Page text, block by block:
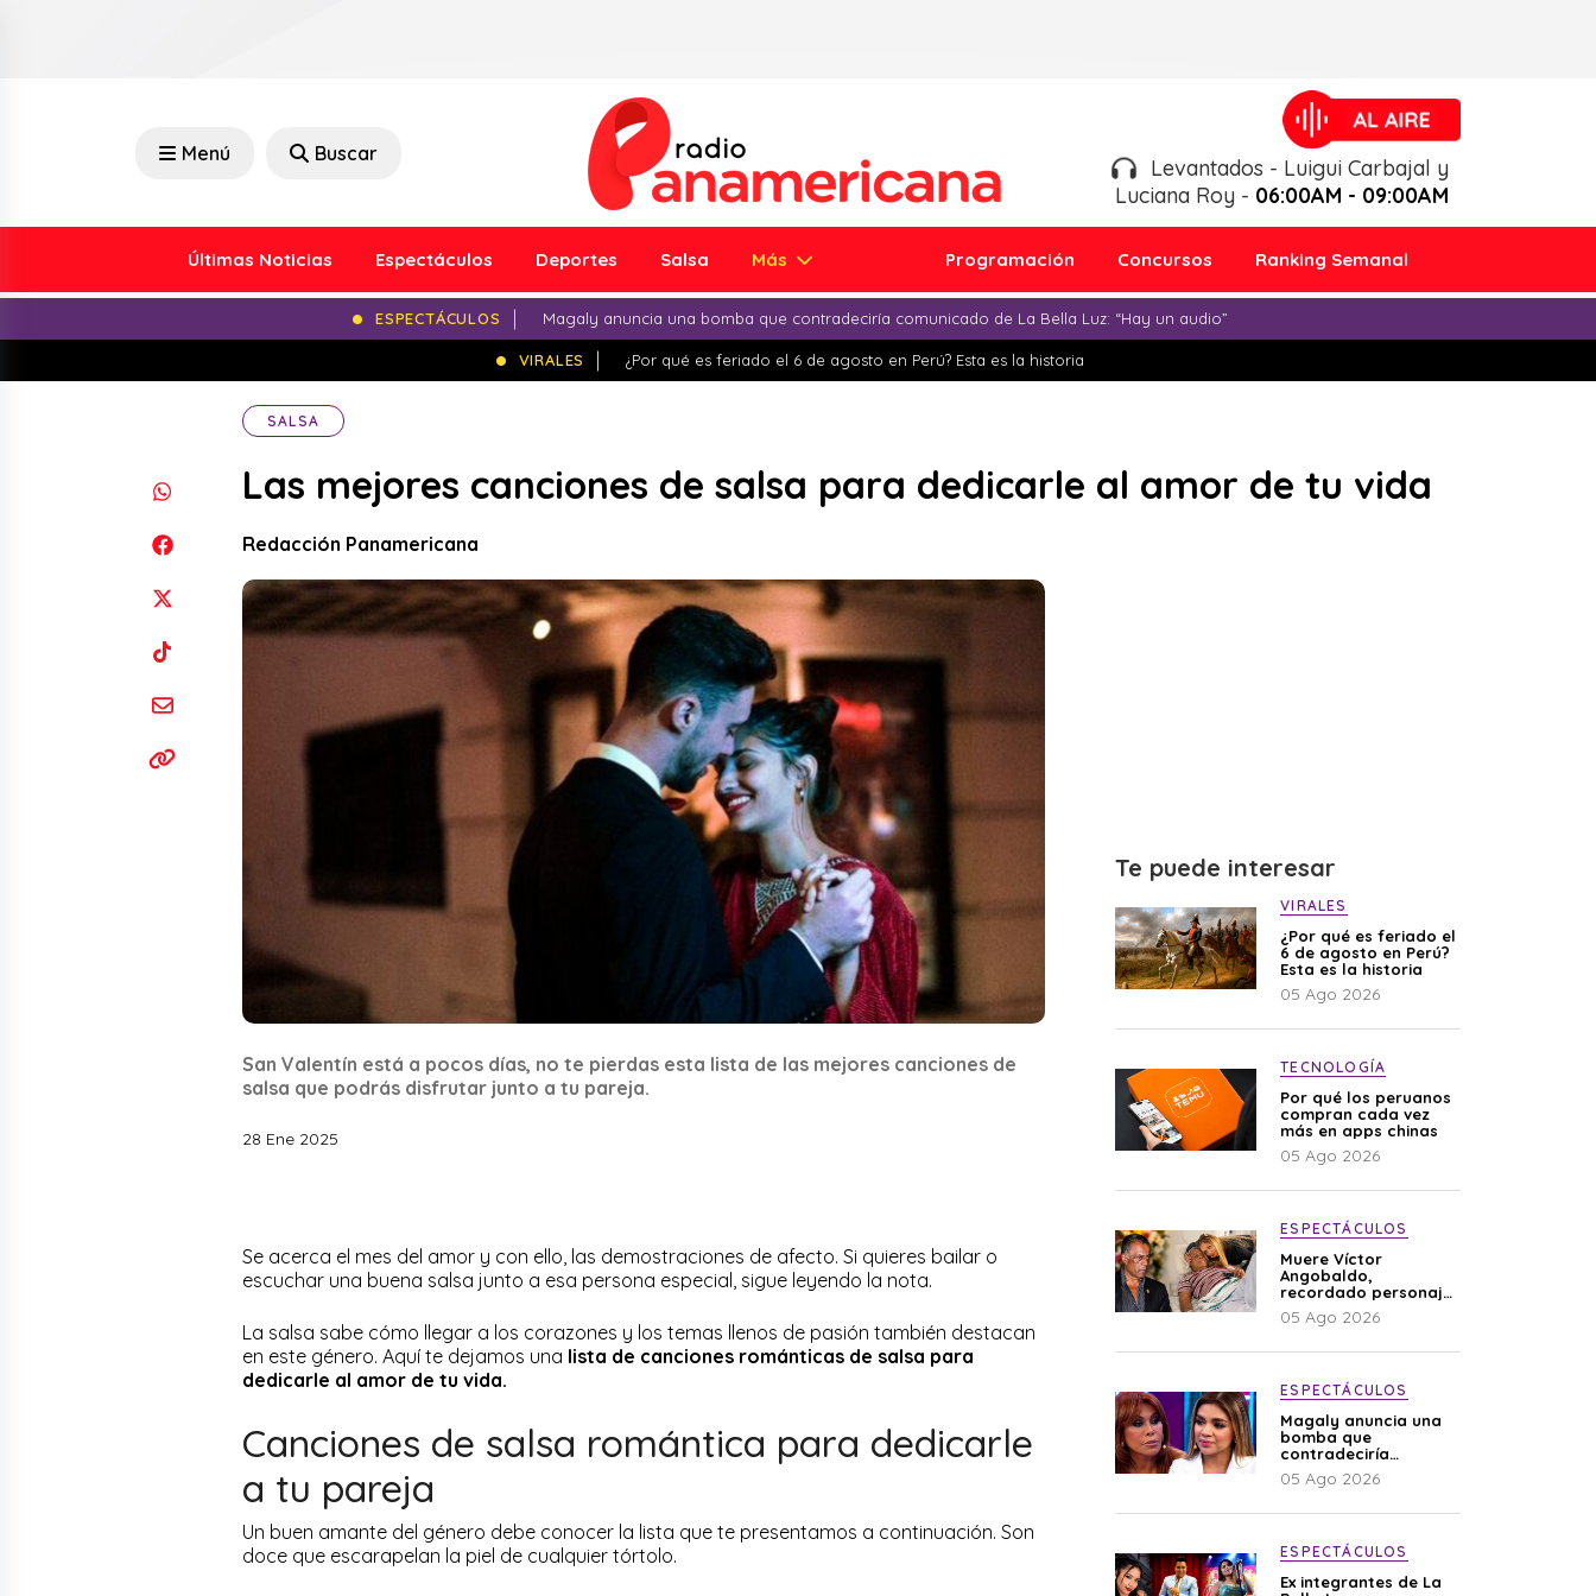
Menú Buscar
Levantados - Luigui Carbajal y
Luciana Roy - 06:00AM - 09:00AM
Últimas Noticias Espectáculos Deportes Salsa Más Programación Concursos Ranking Semanal
ESPECTÁCULOS Magaly anuncia una bomba que contradeciría comunicado de La Bella Luz: “Hay un audio”
VIRALES ¿Por qué es feriado el 6 de agosto en Perú? Esta es la historia
SALSA
Las mejores canciones de salsa para dedicarle al amor de tu vida
Redacción Panamericana
San Valentín está a pocos días, no te pierdas esta lista de las mejores canciones de
salsa que podrás disfrutar junto a tu pareja.
28 Ene 2025
Se acerca el mes del amor y con ello, las demostraciones de afecto. Si quieres bailar o
escuchar una buena salsa junto a esa persona especial, sigue leyendo la nota.
La salsa sabe cómo llegar a los corazones y los temas llenos de pasión también destacan
en este género. Aquí te dejamos una lista de canciones románticas de salsa para
dedicarle al amor de tu vida.
Canciones de salsa romántica para dedicarle
a tu pareja
Un buen amante del género debe conocer la lista que te presentamos a continuación. Son
doce que escarapelan la piel de cualquier tórtolo.
Te puede interesar
VIRALES
¿Por qué es feriado el
6 de agosto en Perú?
Esta es la historia
05 Ago 2026
TECNOLOGÍA
Por qué los peruanos
compran cada vez
más en apps chinas
05 Ago 2026
ESPECTÁCULOS
Muere Víctor
Angobaldo,
recordado personaje
de la farándula y
expareja de Shirley
05 Ago 2026
ESPECTÁCULOS
Magaly anuncia una
bomba que
contradeciría
comunicado de La
Bella Luz: “Hay un
05 Ago 2026
ESPECTÁCULOS
Ex integrantes de La